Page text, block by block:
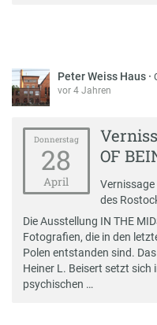
Peter Weiss Haus ·
vor 4 Jahren
Donnerstag
28
April
OF
des
Die Ausstellung IN THE
Fotografien, die in den
Polen entstanden sind.
Heiner L. Beisert setzt sich
psychischen …